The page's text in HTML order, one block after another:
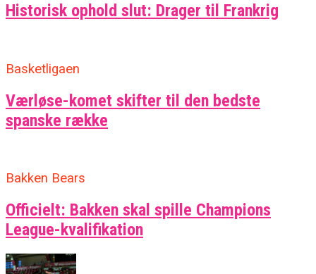
Historisk ophold slut: Drager til Frankrig
Basketligaen
Værløse-komet skifter til den bedste
spanske række
Bakken Bears
Officielt: Bakken skal spille Champions
League-kvalifikation